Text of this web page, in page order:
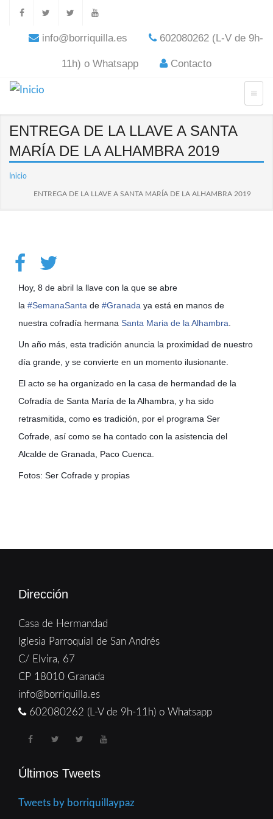
info@borriquilla.es 602080262 (L-V de 9h-
11h) o Whatsapp Contacto
ENTREGA DE LA LLAVE A SANTA
MARÍA DE LA ALHAMBRA 2019
Inicio
ENTREGA DE LA LLAVE A SANTA MARÍA DE LA ALHAMBRA 2019
Hoy, 8 de abril la llave con la que se abre
la #SemanaSanta de #Granada ya está en manos de
nuestra cofradía hermana Santa Maria de la Alhambra
Un año más, esta tradición anuncia la proximidad de nuestro
día grande, y se convierte en un momento ilusionante.
El acto se ha organizado en la casa de hermandad de la
Cofradía de Santa María de la Alhambra, y ha sido
retrasmitida, como es tradición, por el programa Ser
Cofrade, así como se ha contado con la asistencia del
Alcalde de Granada, Paco Cuenca.
Fotos: Ser Cofrade y propias
Dirección
Casa de Hermandad
Iglesia Parroquial de San Andrés
C/ Elvira, 67
CP 18010 Granada
info@borriquilla.es
602080262 (L-V de 9h-11h) o Whatsapp
Últimos Tweets
Tweets by borriquillaypaz